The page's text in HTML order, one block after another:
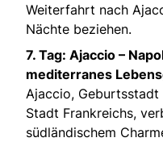
Weiterfahrt nach
Nächte beziehen.
7. Tag: Ajaccio –
mediterranes
Ajaccio,
Stadt Frankreichs,
südländischem